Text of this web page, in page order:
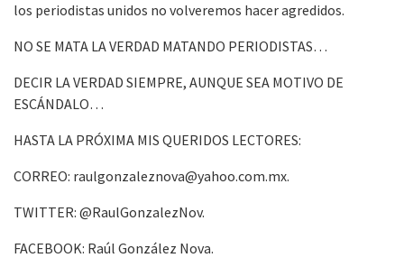
los periodistas unidos no volveremos hacer agredidos.
NO SE MATA LA VERDAD MATANDO PERIODISTAS…
DECIR LA VERDAD SIEMPRE, AUNQUE SEA MOTIVO DE
ESCÁNDALO…
HASTA LA PRÓXIMA MIS QUERIDOS LECTORES:
CORREO: raulgonzaleznova@yahoo.com.mx.
TWITTER: @RaulGonzalezNov.
FACEBOOK: Raúl González Nova.